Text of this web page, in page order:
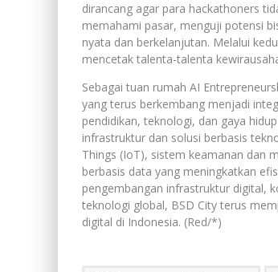
dirancang agar para hackathoners
memahami pasar, menguji potensi
nyata dan berkelanjutan. Melalui
mencetak talenta-talenta
Sebagai tuan rumah AI
yang terus berkembang menjadi
pendidikan, teknologi, dan gaya
infrastruktur dan solusi berbasis
Things (IoT), sistem keamanan dan
berbasis data yang meningkatkan
pengembangan infrastruktur digital,
teknologi global, BSD City terus
digital di Indonesia. (Red/*)